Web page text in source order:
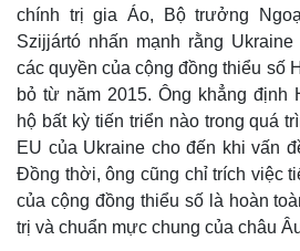
Thế giới
Quan sát
Cuộc sống đó đây
Hồ sơ
Ảnh
E-
chính trị gia Áo, Bộ trưởng
Szijjártó nhấn mạnh rằng
các quyền của cộng đồng thiểu số
bỏ từ năm 2015. Ông khẳng định
hộ bất kỳ tiến triển nào trong quá
EU của Ukraine cho đến khi vấn
Đồng thời, ông cũng chỉ trích việc
của cộng đồng thiểu số là hoàn
trị và chuẩn mực chung của châu